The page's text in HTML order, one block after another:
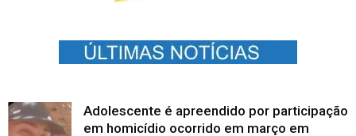
Adolescente é apreendido por participação
em homicídio ocorrido em março em